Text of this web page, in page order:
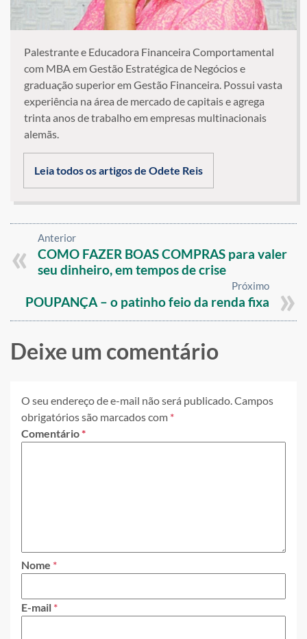
Palestrante e Educadora Financeira Comportamental
com MBA em Gestão Estratégica de Negócios e
graduação superior em Gestão Financeira. Possui vasta
experiência na área de mercado de capitais e agrega
trinta anos de trabalho em empresas multinacionais
alemãs.
Leia todos os artigos de Odete Reis
Anterior
COMO FAZER BOAS COMPRAS para valer
seu dinheiro, em tempos de crise
Próximo
POUPANÇA – o patinho feio da renda fixa
Deixe um comentário
O seu endereço de e-mail não será publicado.Campos
obrigatórios são marcados com *
Comentário*
Nome *
E-mail *